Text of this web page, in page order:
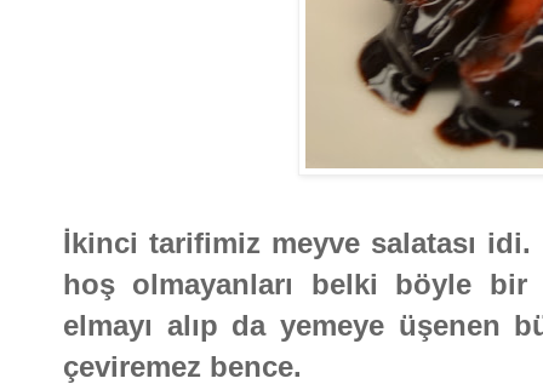
İkinci tarifimiz meyve salatası
hoş olmayanları belki böyle bir
elmayı alıp da yemeye üşenen
çeviremez bence.